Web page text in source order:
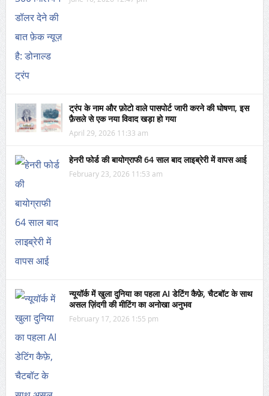
ट्रंप के नाम और फ़ोटो वाले पासपोर्ट जारी करने की घोषणा, इस
फ़ैसले से एक नया विवाद खड़ा हो गया
April 29, 2026 11:33 am
हेनरी फोर्ड की बायोग्राफी 64 साल बाद लाइब्रेरी में वापस आई
February 23, 2026 11:53 am
न्यूयॉर्क में खुला दुनिया का पहला AI डेटिंग कैफ़े, चैटबॉट के साथ
असल ज़िंदगी की मीटिंग का अनोखा अनुभव
February 17, 2026 1:55 pm